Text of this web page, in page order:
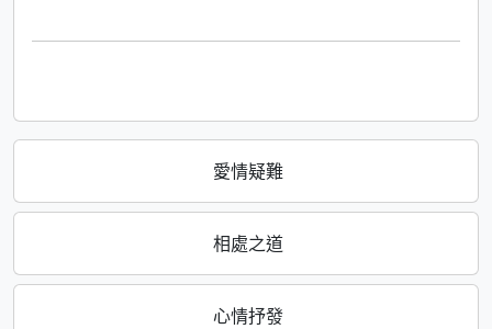
愛情疑難
相處之道
心情抒發